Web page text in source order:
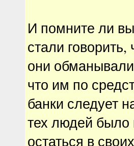
И помните ли
стали
они
что им по
банки следует
тех людей было
остаться в